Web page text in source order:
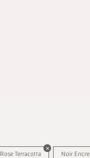
Rose Terracotta
Noir Encre